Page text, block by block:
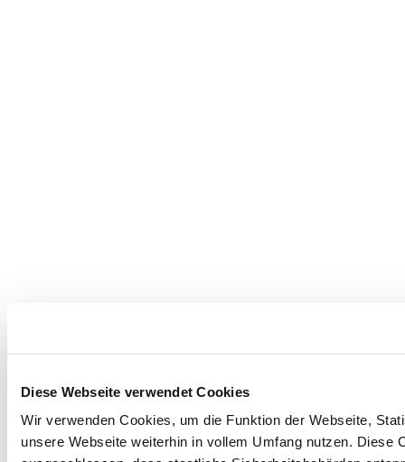
Diese Webseite verwendet Cookies
Wir verwenden Cookies, um die Funktion der Webseite,
unsere Webseite weiterhin in vollem Umfang nutzen.